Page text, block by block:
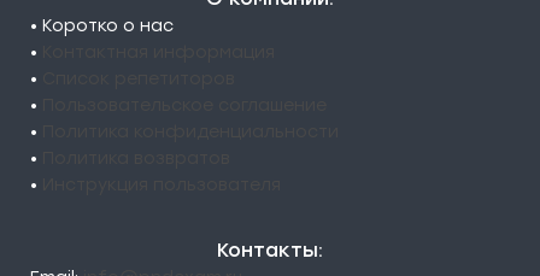
• Коротко о нас
•
•
•
•
•
•
Контакты: